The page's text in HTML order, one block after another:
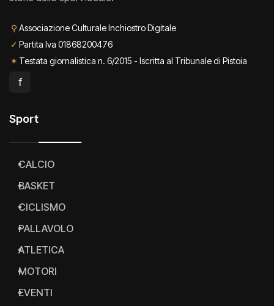
⚲ Associazione Culturale Inchiostro Digitale
✓ Partita Iva 01868200476
✶ Testata giornalistica n. 6/2015 - Iscritta al Tribunale di Pistoia
f
Sport
CALCIO
BASKET
CICLISMO
PALLAVOLO
ATLETICA
MOTORI
EVENTI